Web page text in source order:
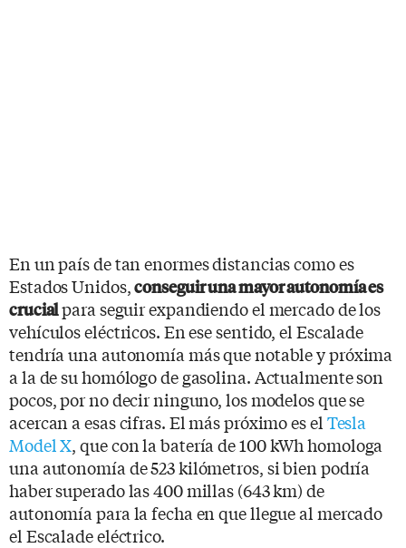
En un país de tan enormes distancias como es
Estados Unidos,conseguir una mayor autonomía es
crucialpara seguir expandiendo el mercado de los
vehículos eléctricos. En ese sentido, el Escalade
tendría una autonomía más que notable y próxima
a la de su homólogo de gasolina. Actualmente son
pocos, por no decir ninguno, los modelos que se
acercan a esas cifras. El más próximo es el Tesla
Model X, que con la batería de 100 kWh homologa
una autonomía de 523 kilómetros, si bien podría
haber superado las 400 millas (643 km) de
autonomía para la fecha en que llegue al mercado
el Escalade eléctrico.